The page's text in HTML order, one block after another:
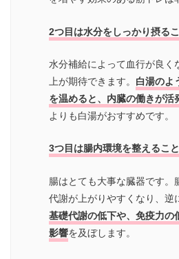
2つ目は水分をしっかり摂るこ
水分補給によって血行が良く
上が期待できます。 白湯のよ
を温めると、内臓の働きが活
よりも白湯がおすすめです。
3つ目は腸内環境を整えること
腸はとても大事な臓器です。
代謝が上がりやすくなり、逆
基礎代謝の低下や、免疫力の
影響を及ぼします。